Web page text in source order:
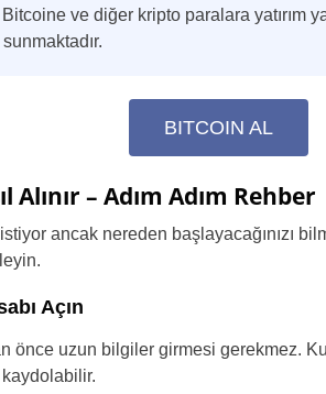
ve diğer kripto paralara yatırım
BITCOIN AL
– Adım Adım Rehber
ancak nereden başlayacağınızı
Açın
önce uzun bilgiler girmesi gerekmez.